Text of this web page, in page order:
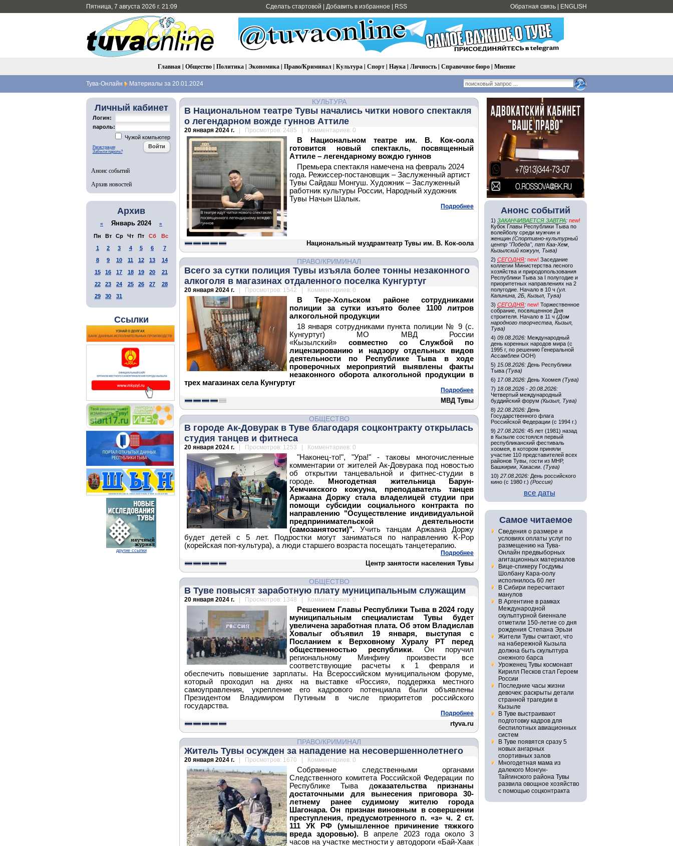
Пятница, 7 августа 2026 г. 21:09 Сделать стартовой Добавить в избранное RSS Обратная связь ENGLISH
Главная | Общество| Политика| Экономика| Право/Криминал| Культура| Спорт| Наука| Личность| Справочное бюро| Мнение
Тува-Онлайн Материалы за 20.01.2024
Личный кабинет
Логин:
пароль:
Чужой компьютер
Регистрация
Забыли пароль?
Анонс событий
Архив новостей
Архив
« Январь 2024 »
Пн Вт Ср Чт Пт Сб
Вс
1
2 3 4 5 6
7
8
9 10 11 12 13
14
15
16 17 18 19 20
21
22
23 24 25 26 27
28
29
30 31
Ссылки
другие ссылки
КУЛЬТУРА
В Национальном театре Тувы начались читки нового спектакля
о легендарном вожде гуннов Аттиле
20 января 2024 г. | Просмотров: 2485 | Комментариев: 0
В Национальном театре им. В. Кок-оола
готовится новый спектакль, посвященный
Аттиле – легендарному вождю гуннов
Премьера спектакля намечена на февраль 2024
года. Режиссер-постановщик – Заслуженный артист
Тувы Сайдаш Монгуш. Художник – Заслуженный
работник культуры России, Народный художник
Тувы Начын Шалык.
Подробнее
Национальный муздрамтеатр Тувы им. В. Кок-оола
ПРАВО/КРИМИНАЛ
Всего за сутки полиция Тувы изъяла более тонны незаконного
алкоголя в магазинах отдаленного поселка Кунгуртуг
20 января 2024 г. | Просмотров: 1542 | Комментариев: 0
В Тере-Хольском районе сотрудниками
полиции за сутки изъято более 1100 литров
алкогольной продукции
18 января сотрудниками пункта полиции № 9 (с.
Кунгуртуг) МО МВД России
«Кызылский» совместно со Службой по
лицензированию и надзору отдельных видов
деятельности по Республике Тыва в ходе
проверочных мероприятий выявлены факты
незаконного оборота алкогольной продукции в
трех магазинах села Кунгуртуг
Подробнее
МВД Тувы
ОБЩЕСТВО
В городе Ак-Довурак в Туве благодаря соцконтракту открылась
студия танцев и фитнеса
20 января 2024 г. | Просмотров: 1253 | Комментариев: 0
"Наконец-то!", "Ура!" - таковы многочисленные
комментарии от жителей Ак-Довурака под новостью
об открытии танцевальной и фитнес-студии в
городе.
Многодетная жительница Барун-
Хемчикского кожууна, преподаватель танцев
Аржаана Доржу стала владелицей студии при
помощи субсидии социального контракта по
направлению "Осуществление индивидуальной
предпринимательской деятельности
(самозанятости)". Учить танцам Аржаана Доржу
будет детей с 5 лет. Подростки могут заниматься по направлению K-Pop
(корейская поп-культура), а люди старшего возраста посещать танцетерапию.
Подробнее
Центр занятости населения Тувы
ОБЩЕСТВО
В Туве повысят заработную плату муниципальным служащим
20 января 2024 г. | Просмотров: 1348 | Комментариев: 0
Решением Главы Республики Тыва в 2024 году
муниципальным специалистам Тувы будет
увеличена заработная плата. Об этом Владислав
Ховалыг объявил 19 января, выступая с
Посланием к Верховному Хуралу РТ перед
общественностью республики. Он поручил
региональному Минфину произвести все
соответствующие расчеты к 1 февраля и
обеспечить повышение зарплаты. На Всероссийском муниципальном форуме,
который проходил на днях на выставке «Россия», поддержка местного
самоуправления, укрепление его кадрового потенциала были объявлены
Президентом Владимиром Путиным в числе приоритетов российского
государства.
Подробнее
rtyva.ru
ПРАВО/КРИМИНАЛ
Житель Тувы осужден за нападение на несовершеннолетнего
20 января 2024 г. | Просмотров: 1670 | Комментариев: 0
Собранные следственными органами
Следственного комитета Российской Федерации по
Республике Тыва доказательства признаны
достаточными для вынесения приговора 30-
летнему ранее судимому жителю города
Шагонара. Он признан виновным в совершении
преступления, предусмотренного п. «з» ч. 2 ст.
111 УК РФ (умышленное причинение тяжкого
вреда здоровью).
В апреле 2023 года около 3
часов на участке местности у автодороги «Бай-Хаак
Анонс событий
1) ЗАКАНЧИВАЕТСЯ ЗАВТРА: new!
Кубок Главы Республики Тыва по
волейболу среди мужчин и
женщин (Спортивно-культурный
центр "Победа", пгт Каа-Хем,
Кызылский кожуун, Тыва)
2) СЕГОДНЯ: new! Заседание
коллегии Министерства лесного
хозяйства и природопользования
Республики Тыва за I полугодие и
приоритетных направлениях на 2
полугодие. Начало в 10 ч (ул.
Калинина, 2Б, Кызыл, Тува)
3) СЕГОДНЯ: new! Торжественное
собрание, посвященное Дня
строителя. Начало в 11 ч (Дом
народного творчества, Кызыл,
Тува)
4) 09.08.2026: Международный
день коренных народов мира (с
1995 г, по решению Генеральной
Ассамблеи ООН)
5) 15.08.2026: День Республики
Тыва (Тува)
6) 17.08.2026: День Хоомея (Тува)
7) 18.08.2026 - 20.08.2026:
Четвертый международный
буддийский форум (Кызыл, Тува)
8) 22.08.2026: День
Государственного флага
Российской Федерации (с 1994 г.)
9) 27.08.2026: 45 лет (1981) назад
в Кызыле состоялся первый
республиканский фестиваль
хоомея, в котором приняли
участие 110 представителей всех
районов Тувы, гости из МНР,
Башкирии, Хакасии. (Тува)
10) 27.08.2026: День российского
кино (с 1980 г.) (Россия)
все даты
Самое читаемое
Сведения о размере и
условиях оплаты услуг по
размещению на Тува-
Онлайн предвыборных
агитационных материалов
Вице-спикеру Госдумы
Шолбану Кара-оолу
исполнилось 60 лет
В Сибири пересчитают
манулов
В Аргентине в рамках
Международной
скульптурной биеннале
отметили 150-летие со дня
рождения Степана Эрьзи
Жители Тувы считают, что
на набережной Кызыла
должна быть скульптура
снежного барса
Уроженец Тувы космонавт
Кирилл Песков стал Героем
России
Последние часы жизни
девочек: раскрыты детали
странной трагедии в
Кызыле
В Туве выстраивают
подготовку кадров для
беспилотных авиационных
систем
В Туве появятся сразу 5
новых ангарных
спортивных залов
Многодетная мама из
далекого Монгун-
Тайгинского района Тувы
развила овощное хозяйство
с помощью соцконтракта